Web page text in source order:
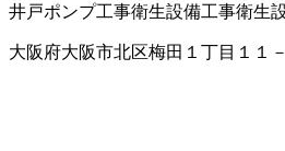
井戸ポンプ工事衛生設備工事衛生
大阪府大阪市北区梅田１丁目１１